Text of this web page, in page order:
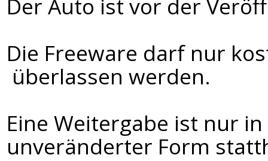
Der Auto ist vor der
Die Freeware darf nur
überlassen werden.
Eine Weitergabe ist nur
unveränderter Form